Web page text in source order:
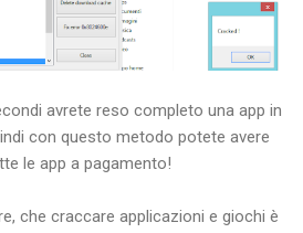
avrete reso completo una app in
con questo metodo potete avere
le app a pagamento!
che craccare applicazioni e giochi è